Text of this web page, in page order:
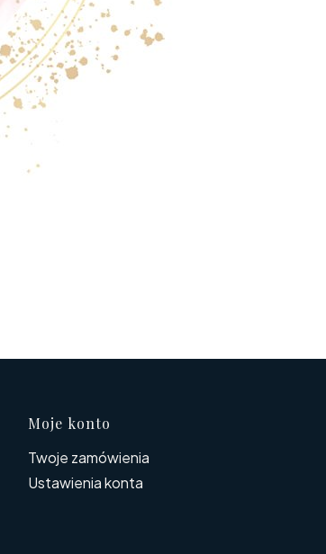
Linki w stopce
Moje konto
Twoje zamówienia
Ustawienia konta